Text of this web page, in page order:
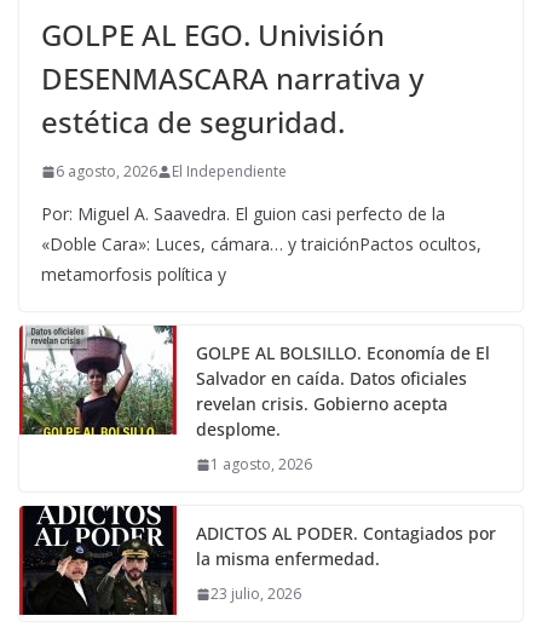
GOLPE AL EGO. Univisión
DESENMASCARA narrativa y
estética de seguridad.
6 agosto, 2026 El Independiente
Por: Miguel A. Saavedra. El guion casi perfecto de la
«Doble Cara»: Luces, cámara… y traiciónPactos ocultos,
metamorfosis política y
GOLPE AL BOLSILLO. Economía de El
Salvador en caída. Datos oficiales
revelan crisis. Gobierno acepta
desplome.
1 agosto, 2026
ADICTOS AL PODER. Contagiados por
la misma enfermedad.
23 julio, 2026